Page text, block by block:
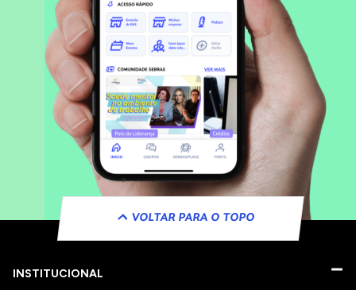
VOLTAR PARA O TOPO
INSTITUCIONAL